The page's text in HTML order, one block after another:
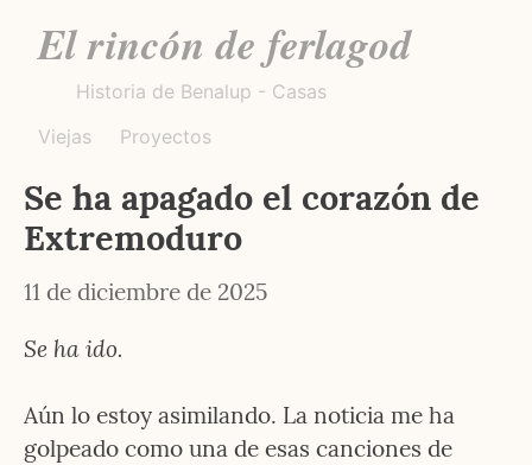
El rincón de ferlagod
Historia de Benalup - Casas
Viejas
Proyectos
Se ha apagado el corazón de
Extremoduro
11 de diciembre de 2025
Se ha ido.
Aún lo estoy asimilando. La noticia me ha